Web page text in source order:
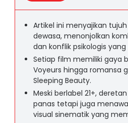
Artikel ini menyajikan
dewasa, menonjolkan
dan konflik psikologis yang
Setiap film memiliki gaya
Voyeurs hingga romansa
Sleeping Beauty.
Meski berlabel 21+,
panas tetapi juga
visual sinematik yang